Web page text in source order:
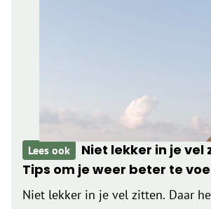
Lees ook
Niet lekker in je vel
Tips om je weer beter te
Niet lekker in je vel zitten. Daar